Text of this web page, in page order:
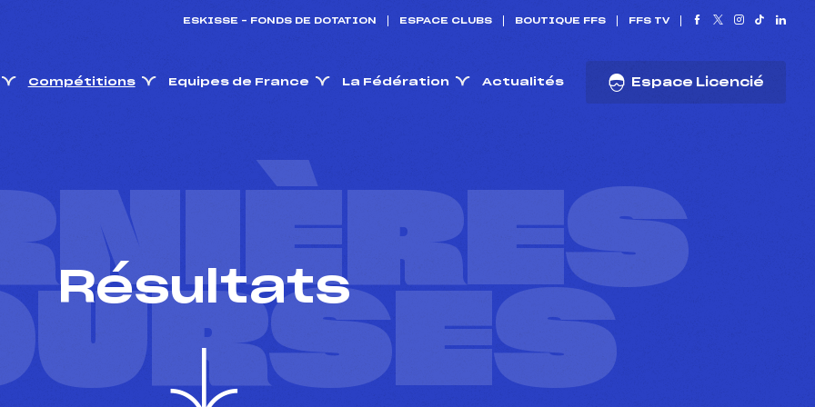
ESKISSE – FONDS DE DOTATION ESPACE CLUBS BOUTIQUE FFS FFS TV
Compétitions Equipes de France La Fédération Actualités Espace Licencié
Résultats